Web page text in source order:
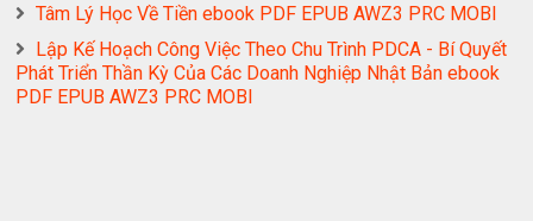
Tâm Lý Học Về Tiền ebook PDF EPUB AWZ3 PRC MOBI
Lập Kế Hoạch Công Việc Theo Chu Trình PDCA - Bí Quyết
Phát Triển Thần Kỳ Của Các Doanh Nghiệp Nhật Bản ebook
PDF EPUB AWZ3 PRC MOBI